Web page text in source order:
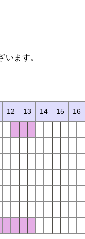
います。
12 13 14 15 16